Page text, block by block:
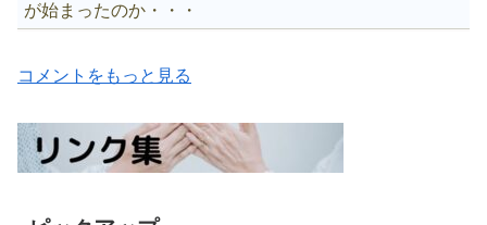
が始まったのか・・・
コメントをもっと見る